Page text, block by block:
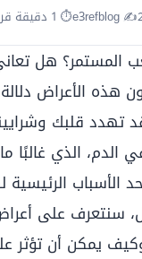
✍️ e3refblog ⏱ 1 دقيقة قراءة
المستمر؟ هل
هذه الأعراض
تهدد قلبك
الدم، الذي غالبًا
الأسباب
سنتعرف على
يمكن أن تؤثر